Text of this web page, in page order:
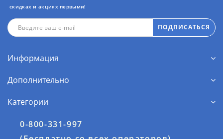
скидках и акциях первыми!
ПОДПИСАТЬСЯ
Информация
Дополнительно
Категории
0-800-331-997